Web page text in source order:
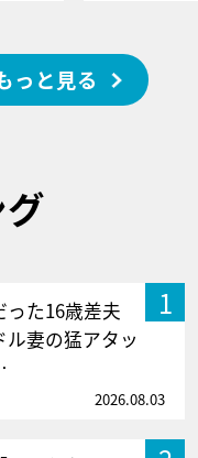
っと見る
1
た16歳差夫
妻の猛アタッ
2026.08.03